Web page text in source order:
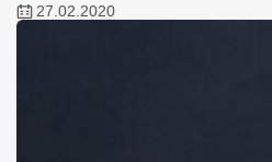
27.02.2020